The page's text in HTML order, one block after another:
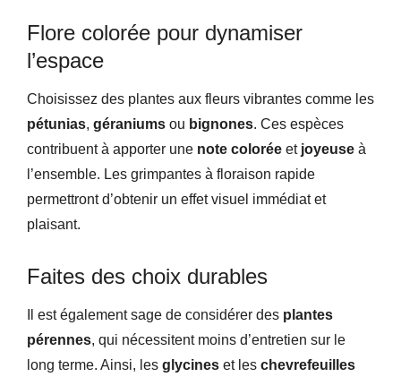
Flore colorée pour dynamiser
l’espace
Choisissez des plantes aux fleurs vibrantes comme les
pétunias, géraniums ou bignones. Ces espèces
contribuent à apporter une note colorée et joyeuse à
l’ensemble. Les grimpantes à floraison rapide
permettront d’obtenir un effet visuel immédiat et
plaisant.
Faites des choix durables
Il est également sage de considérer des plantes
pérennes, qui nécessitent moins d’entretien sur le
long terme. Ainsi, les glycines et les chevrefeuilles